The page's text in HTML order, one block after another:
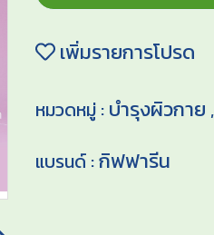
เพิ่มรายการโปรด
หมวดหมู่ : บำรุงผิวกาย ,
แบรนด์ :กิฟฟารีน